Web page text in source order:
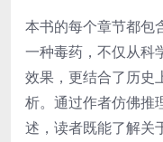
本书的每个章节都包
一种毒药，不仅从科
效果，更结合了历史
析。通过作者仿佛推
述，读者既能了解关